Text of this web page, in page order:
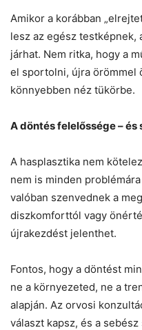
Amikor a korábban
lesz az egész testképnek,
járhat. Nem ritka, hogy a
el sportolni, újra örömmel
könnyebben néz tükörbe.
A döntés felelőssége – és
A hasplasztika nem
nem is minden
valóban szenvednek a
diszkomforttól vagy
újrakezdést jelenthet.
Fontos, hogy a döntést
ne a környezeted, ne a
alapján. Az orvosi
választ kapsz, és a